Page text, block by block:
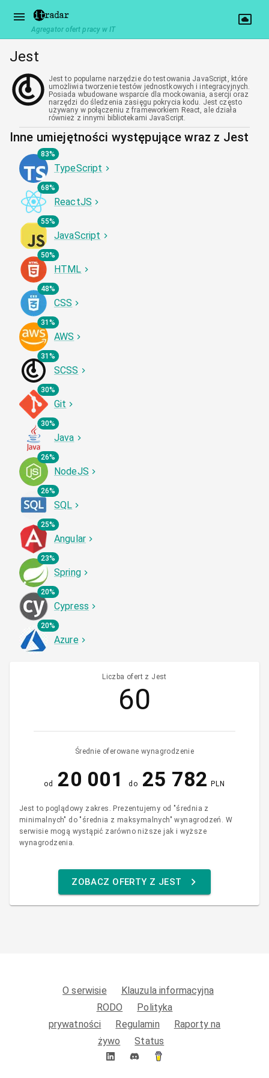
Agregator ofert pracy w IT
Jest
Jest to popularne narzędzie do testowania JavaScript, które
umożliwia tworzenie testów jednostkowych i integracyjnych.
Posiada wbudowane wsparcie dla mockowania, asercji oraz
narzędzi do śledzenia zasięgu pokrycia kodu. Jest często
używany w połączeniu z frameworkiem React, ale działa
również z innymi bibliotekami JavaScript.
Inne umiejętności występujące wraz z Jest
83%
TypeScript
68%
ReactJS
55%
JavaScript
50%
HTML
48%
CSS
31%
AWS
31%
SCSS
30%
Git
30%
Java
26%
NodeJS
26%
SQL
25%
Angular
23%
Spring
20%
Cypress
20%
Azure
Liczba ofert z Jest
60
Średnie oferowane wynagrodzenie
od 20 001 do 25 782 PLN
Jest to poglądowy zakres. Prezentujemy od "średnia z
minimalnych" do "średnia z maksymalnych" wynagrodzeń. W
serwisie mogą wystąpić zarówno niższe jak i wyższe
wynagrodzenia.
ZOBACZ OFERTY Z JEST
O serwisie
Klauzula informacyjna
RODO
Polityka
prywatności
Regulamin
Raporty na
żywo
Status